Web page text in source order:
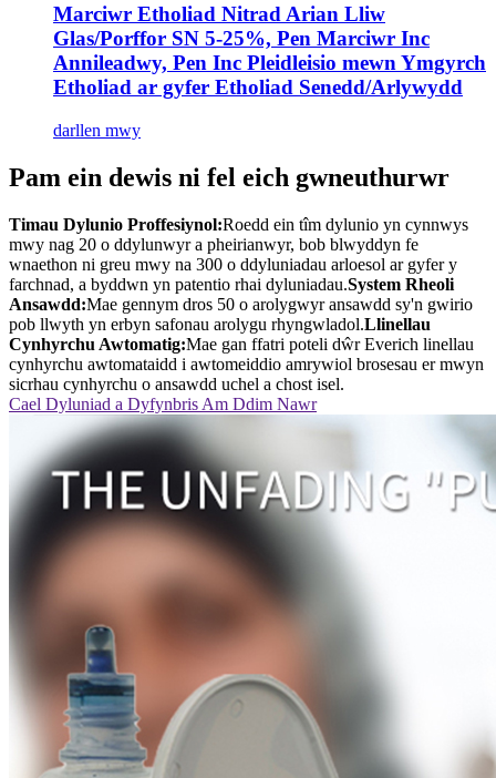
Marciwr Etholiad Nitrad Arian Lliw
Glas/Porffor SN 5-25%, Pen Marciwr Inc
Annileadwy, Pen Inc Pleidleisio mewn Ymgyrch
Etholiad ar gyfer Etholiad Senedd/Arlywydd
darllen mwy
Pam ein dewis ni fel eich gwneuthurwr
Timau Dylunio Proffesiynol:Roedd ein tîm dylunio yn cynnwys
mwy nag 20 o ddylunwyr a pheirianwyr, bob blwyddyn fe
wnaethon ni greu mwy na 300 o ddyluniadau arloesol ar gyfer y
farchnad, a byddwn yn patentio rhai dyluniadau.System Rheoli
Ansawdd:Mae gennym dros 50 o arolygwyr ansawdd sy'n gwirio
pob llwyth yn erbyn safonau arolygu rhyngwladol.Llinellau
Cynhyrchu Awtomatig:Mae gan ffatri poteli dŵr Everich linellau
cynhyrchu awtomataidd i awtomeiddio amrywiol brosesau er mwyn
sicrhau cynhyrchu o ansawdd uchel a chost isel.
Cael Dyluniad a Dyfynbris Am Ddim Nawr